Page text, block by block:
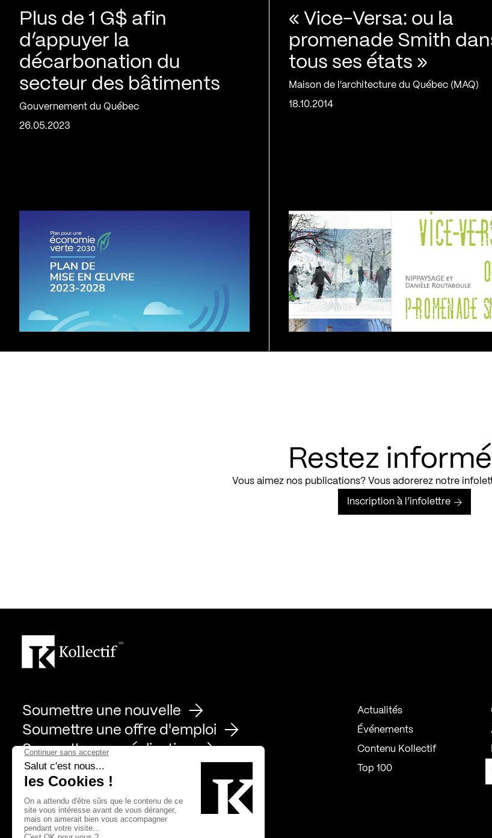
Plus de 1 G$ afin
d’appuyer la
décarbonation du
secteur des bâtiments
Gouvernement du Québec
26.05.2023
« Vice-Versa: ou la
promenade Smith
tous ses états »
Maison de l'architecture du Québec (MAQ)
18.10.2014
Restez
Vous aimez nos publications? Vous adorerez notre
Inscription à l’infolettre
Soumettre une nouvelle
Soumettre une offre d'emploi
Soumettre une réalisation
Actualités
Événements
Contenu Kollectif
Top 100
Page Facebook de Kollectif
Page Instagram de Kollectif
Page Linkedin de Kollectif